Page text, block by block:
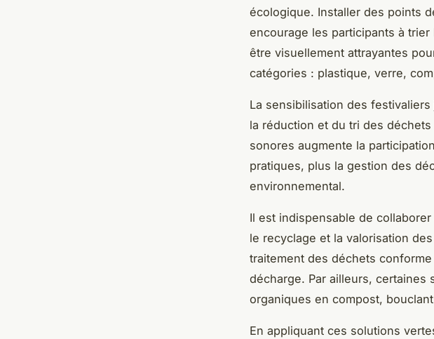
écologique. Installer des points
encourage les participants à
être visuellement attrayantes
catégories : plastique, verre,
La sensibilisation des
la réduction et du tri des
sonores augmente la
pratiques, plus la gestion des
environnemental.
Il est indispensable de
le recyclage et la valorisation
traitement des déchets
décharge. Par ailleurs,
organiques en compost,
En appliquant ces solutions